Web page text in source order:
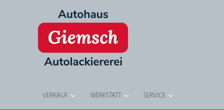
VERKAUF WERKSTATT SERVICE